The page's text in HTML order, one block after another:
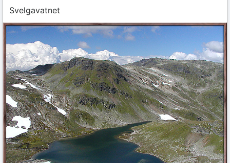
Svelgavatnet